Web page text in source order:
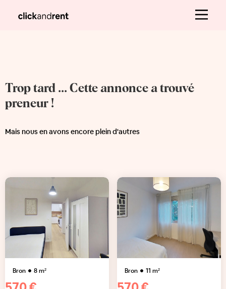
Trop tard ... Cette annonce a trouvé
preneur !
Mais nous en avons encore plein d'autres
Bron 8m² Bron 11 m²